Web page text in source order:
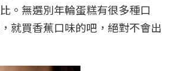
。無選別年輪蛋糕有很多種口
就買香蕉口味的吧，絕對不會出